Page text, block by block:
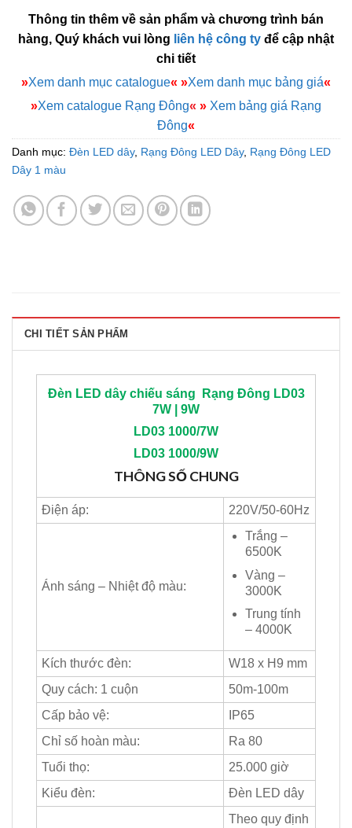
Thông tin thêm về sản phẩm và chương trình bán
hàng, Quý khách vui lòng liên hệ công ty để cập nhật
chi tiết
»Xem danh mục catalogue« »Xem danh mục bảng giá«
»Xem catalogue Rạng Đông« » Xem bảng giá Rạng
Đông«
Danh mục: Đèn LED dây, Rạng Đông LED Dây, Rạng Đông LED
Dây 1 màu
CHI TIẾT SẢN PHẨM
Đèn LED dây chiếu sáng Rạng Đông LD03
7W | 9W
LD03 1000/7W
LD03 1000/9W
THÔNG SỐ CHUNG
Điện áp: 220V/50-60Hz
Ánh sáng – Nhiệt độ màu:
Trắng –
6500K
Vàng –
3000K
Trung tính
– 4000K
Kích thước đèn:
W18 x H9 mm
Quy cách: 1 cuộn
50m-100m
Cấp bảo vệ:
IP65
Chỉ số hoàn màu:
Ra 80
Tuổi thọ:
25.000 giờ
Kiểu đèn:
Đèn LED dây
Theo quy định